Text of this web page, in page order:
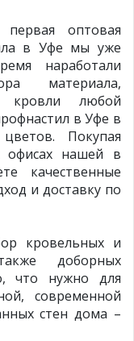
оптовая
в Уфе мы уже
наработали
материала,
кровли любой
в Уфе в
Покупая
офисах нашей в
качественные
и доставку по
кровельных и
доборных
что нужно для
современной
стен дома –